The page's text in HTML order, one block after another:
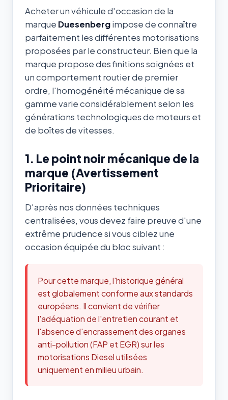
Acheter un véhicule d'occasion de la
marque Duesenbergimpose de connaître
parfaitement les différentes motorisations
proposées par le constructeur. Bien que la
marque propose des finitions soignées et
un comportement routier de premier
ordre, l'homogénéité mécanique de sa
gamme varie considérablement selon les
générations technologiques de moteurs et
de boîtes de vitesses.
1. Le point noir mécanique de la
marque (Avertissement
Prioritaire)
D'après nos données techniques
centralisées, vous devez faire preuve d'une
extrême prudence si vous ciblez une
occasion équipée du bloc suivant :
Pour cette marque, l'historique général
est globalement conforme aux standards
européens. Il convient de vérifier
l'adéquation de l'entretien courant et
l'absence d'encrassement des organes
anti-pollution (FAP et EGR) sur les
motorisations Diesel utilisées
uniquement en milieu urbain.